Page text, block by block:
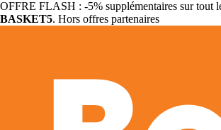
OFFRE FLASH : -5% supplémentaires sur tout
BASKET5. Hors offres partenaires